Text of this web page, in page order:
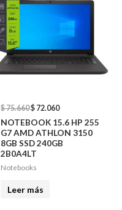
$75.660$ 72.060
NOTEBOOK 15.6 HP 255
G7 AMD ATHLON 3150
8GB SSD 240GB
2B0A4LT
Notebooks
Leer más